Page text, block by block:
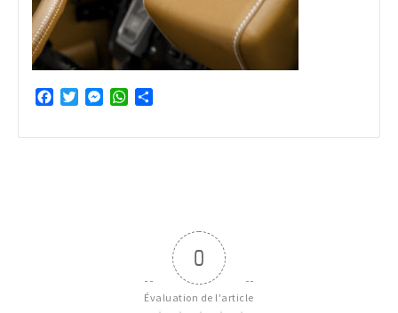
FacebookTwitterMessengerWhatsApp
0
Évaluation de l'article